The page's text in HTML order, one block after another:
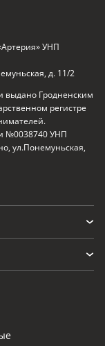
УНП
д. 11/2
выдано Гродненским
регистре
№0038740 УНП
ул.Понемуньская,